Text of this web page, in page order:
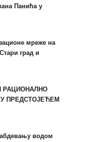
Панића у
мреже на
град и
РАЦИОНАЛНО
ПРЕДСТОЈЕЋЕМ
водом